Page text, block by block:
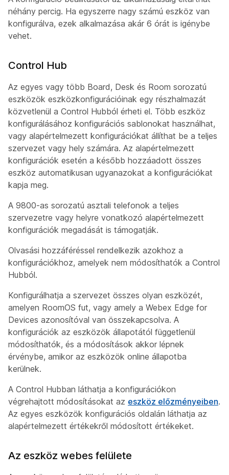
néhány percig. Ha egyszerre nagy számú eszköz van
konfigurálva, ezek alkalmazása akár 6 órát is igénybe
vehet.
Control Hub
Az egyes vagy több Board, Desk és Room sorozatú
eszközök eszközkonfigurációinak egy részhalmazát
közvetlenül a Control Hubból érheti el. Több eszköz
konfigurálásához konfigurációs sablonokat használhat,
vagy alapértelmezett konfigurációkat állíthat be a teljes
szervezet vagy hely számára. Az alapértelmezett
konfigurációk esetén a később hozzáadott összes
eszköz automatikusan ugyanazokat a konfigurációkat
kapja meg.
A 9800-as sorozatú asztali telefonok a teljes
szervezetre vagy helyre vonatkozó alapértelmezett
konfigurációk megadását is támogatják.
Olvasási hozzáféréssel rendelkezik azokhoz a
konfigurációkhoz, amelyek nem módosíthatók a Control
Hubból.
Konfigurálhatja a szervezet összes olyan eszközét,
amelyen RoomOS fut, vagy amely a Webex Edge for
Devices azonosítóval van összekapcsolva. A
konfigurációk az eszközök állapotától függetlenül
módosíthatók, és a módosítások akkor lépnek
érvénybe, amikor az eszközök online állapotba
kerülnek.
A Control Hubban láthatja a konfigurációkon
végrehajtott módosításokat az eszköz előzményeiben.
Az egyes eszközök konfigurációs oldalán láthatja az
alapértelmezett értékekről módosított értékeket.
Az eszköz webes felülete